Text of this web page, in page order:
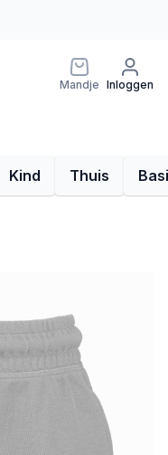
Mandje Inloggen
Kind Thuis